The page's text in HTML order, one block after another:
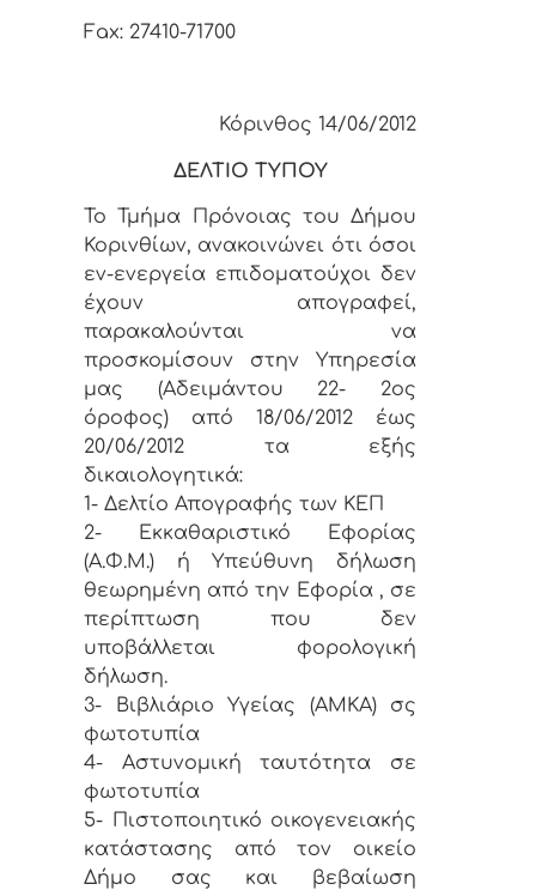
Fax: 27410-71700
Κόρινθος 14/06/2012
ΔΕΛΤΙΟ ΤΥΠΟΥ
Το Τμήμα Πρόνοιας του Δήμου
Κορινθίων, ανακοινώνει ότι όσοι
εν-ενεργεία επιδοματούχοι δεν
έχουν απογραφεί,
παρακαλούνται να
προσκομίσουν στην Υπηρεσία
μας (Αδειμάντου 22- 2ος
όροφος) από 18/06/2012 έως
20/06/2012 τα εξής
δικαιολογητικά:
1- Δελτίο Απογραφής των ΚΕΠ
2- Εκκαθαριστικό Εφορίας
(Α.Φ.Μ.) ή Υπεύθυνη δήλωση
θεωρημένη από την Εφορία , σε
περίπτωση που δεν
υποβάλλεται φορολογική
δήλωση.
3- Βιβλιάριο Υγείας (ΑΜΚΑ) σς
φωτοτυπία
4- Αστυνομική ταυτότητα σε
φωτοτυπία
5- Πιστοποιητικό οικογενειακής
κατάστασης από τον οικείο
Δήμο σας και βεβαίωση